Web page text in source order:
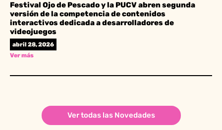
Festival Ojo de Pescado y la PUCV abren segunda
versión de la competencia de contenidos
interactivos dedicada a desarrolladores de
videojuegos
abril 28, 2026
Ver más
Ver todas las Novedades